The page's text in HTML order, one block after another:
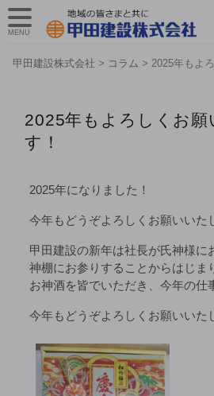
甲田建設株式会社 > コラム > 2025年もよ
2025年もよろしくお願
す！
2025年になりました！
今年もどうぞよろしくお願いいた
甲田建設の新年は社長が氏神様に
神棚にお参りすることからはじま
お神酒を皆でいただき、今年の仕
今年もどうぞよろしくお願いいた
MENU